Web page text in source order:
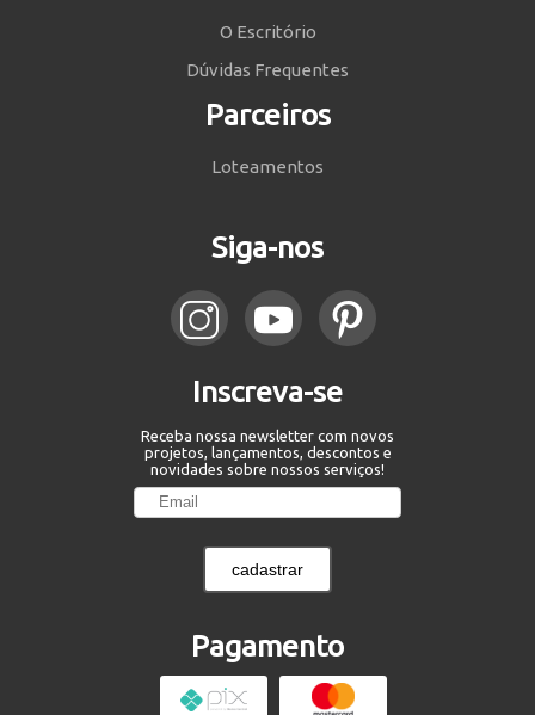
O Escritório
Dúvidas Frequentes
Parceiros
Loteamentos
Siga-nos
Inscreva-se
Receba nossa newsletter com novos
projetos, lançamentos, descontos e
novidades sobre nossos serviços!
cadastrar
Pagamento